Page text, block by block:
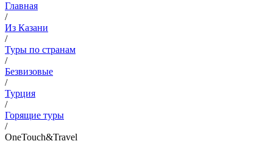
Главная
/
Из Казани
/
Туры по странам
/
Безвизовые
/
Турция
/
Горящие туры
/
OneTouch&Travel